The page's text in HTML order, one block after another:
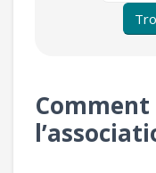
Comment